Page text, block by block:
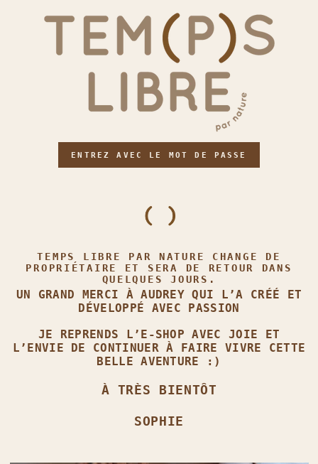
ENTREZ AVEC LE MOT DE PASSE
TEMPS LIBRE PAR NATURE CHANGE DE
PROPRIÉTAIRE ET SERA DE RETOUR DANS
QUELQUES JOURS.
UN GRAND MERCI À AUDREY QUI L’A CRÉÉ ET
DÉVELOPPÉ AVEC PASSION
JE REPRENDS L’E‑SHOP AVEC JOIE ET
L’ENVIE DE CONTINUER À FAIRE VIVRE CETTE
BELLE AVENTURE :)
À TRÈS BIENTÔT
SOPHIE